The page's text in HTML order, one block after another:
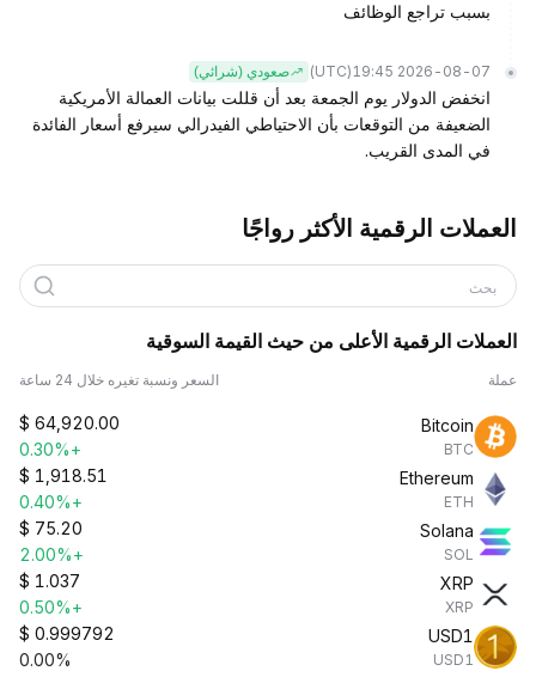
بسبب تراجع الوظائف
2026-08-07 19:45
(UTC) صعودي (شرائي)
انخفض الدولار يوم الجمعة بعد أن قللت بيانات العمالة الأمريكية
الضعيفة من التوقعات بأن الاحتياطي الفيدرالي سيرفع أسعار الفائدة
في المدى القريب.
العملات الرقمية الأكثر رواجًا
بحث
العملات الرقمية الأعلى من حيث القيمة السوقية
عملة السعر ونسبة تغيره خلال 24 ساعة
Bitcoin
BTC
$ 64,920.00
+0.30%
Ethereum
ETH
$ 1,918.51
+0.40%
Solana
SOL
$ 75.20
+2.00%
XRP
XRP
$ 1.037
+0.50%
USD1
USD1
$ 0.999792
0.00%